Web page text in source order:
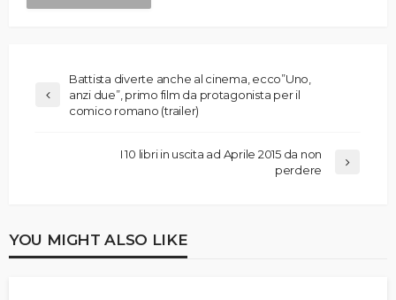
Battista diverte anche al cinema, ecco”Uno,
anzi due”, primo film da protagonista per il
comico romano (trailer)
I 10 libri in uscita ad Aprile 2015 da non
perdere
YOU MIGHT ALSO LIKE